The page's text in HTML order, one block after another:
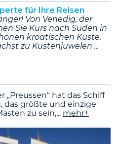
für Ihre Reisen
Von Venedig, der
Sie Kurs nach Süden in
kroatischen Küste.
zu Küstenjuwelen
„Preussen“ hat das Schiff
das größte und einzige
zu sein,... mehr+